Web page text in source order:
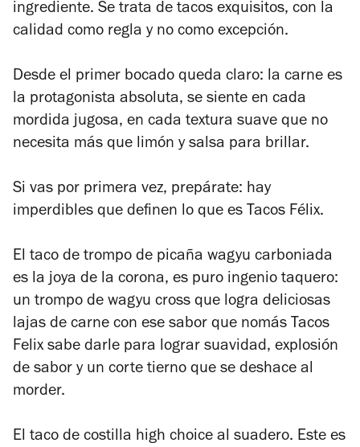
ingrediente. Se trata de tacos exquisitos, con la
calidad como regla y no como excepción.
Desde el primer bocado queda claro: la carne es
la protagonista absoluta, se siente en cada
mordida jugosa, en cada textura suave que no
necesita más que limón y salsa para brillar.
Si vas por primera vez, prepárate: hay
imperdibles que definen lo que es Tacos Félix.
El taco de trompo de picaña wagyu carboniada
es la joya de la corona, es puro ingenio taquero:
un trompo de wagyu cross que logra deliciosas
lajas de carne con ese sabor que nomás Tacos
Felix sabe darle para lograr suavidad, explosión
de sabor y un corte tierno que se deshace al
morder.
El taco de costilla high choice al suadero. Este es